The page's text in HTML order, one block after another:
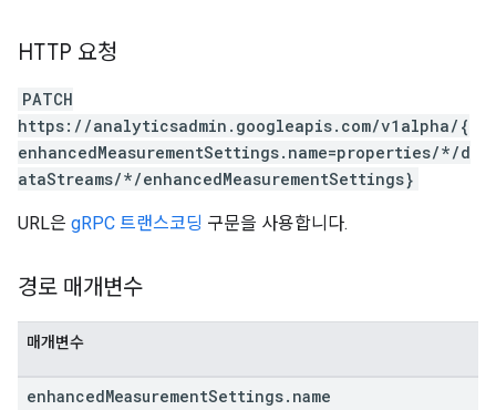
HTTP 요청
PATCH
https://analyticsadmin.googleapis.com/v1alpha/{
enhancedMeasurementSettings.name=properties/*/d
ataStreams/*/enhancedMeasurementSettings}
URL은 gRPC 트랜스코딩 구문을 사용합니다.
경로 매개변수
매개변수
enhancedMeasurementSettings. name